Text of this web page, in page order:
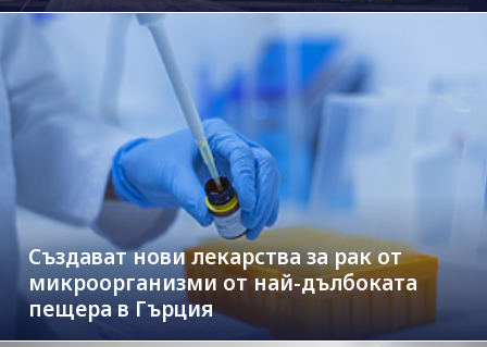
Създават нови лекарства за рак от
микроорганизми от най-дълбоката
пещера в Гърция